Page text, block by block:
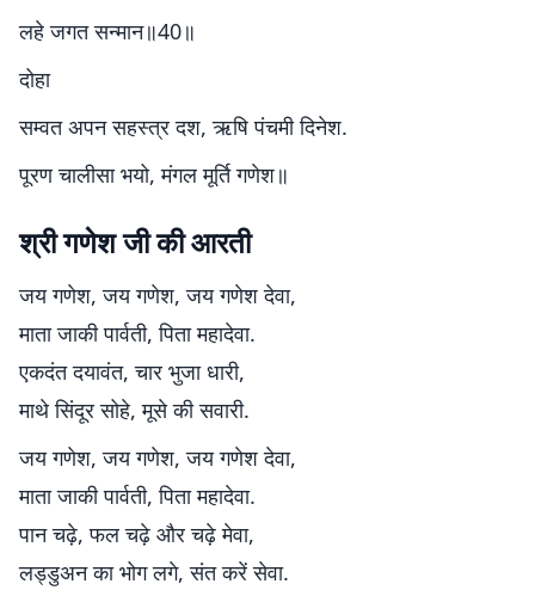
लहे जगत सन्मान॥40॥
दोहा
सम्वत अपन सहस्त्र दश, ऋषि पंचमी दिनेश.
पूरण चालीसा भयो, मंगल मूर्ति गणेश॥
श्री गणेश जी की आरती
जय गणेश, जय गणेश, जय गणेश देवा,
माता जाकी पार्वती, पिता महादेवा.
एकदंत दयावंत, चार भुजा धारी,
माथे सिंदूर सोहे, मूसे की सवारी.
जय गणेश, जय गणेश, जय गणेश देवा,
माता जाकी पार्वती, पिता महादेवा.
पान चढ़े, फल चढ़े और चढ़े मेवा,
लड्डुअन का भोग लगे, संत करें सेवा.